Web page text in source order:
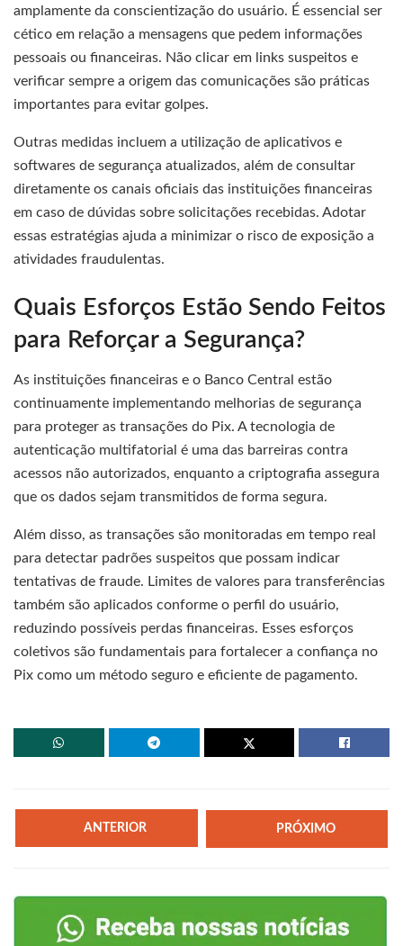
amplamente da conscientização do usuário. É essencial ser
cético em relação a mensagens que pedem informações
pessoais ou financeiras. Não clicar em links suspeitos e
verificar sempre a origem das comunicações são práticas
importantes para evitar golpes.
Outras medidas incluem a utilização de aplicativos e
softwares de segurança atualizados, além de consultar
diretamente os canais oficiais das instituições financeiras
em caso de dúvidas sobre solicitações recebidas. Adotar
essas estratégias ajuda a minimizar o risco de exposição a
atividades fraudulentas.
Quais Esforços Estão Sendo Feitos
para Reforçar a Segurança?
As instituições financeiras e o Banco Central estão
continuamente implementando melhorias de segurança
para proteger as transações do Pix. A tecnologia de
autenticação multifatorial é uma das barreiras contra
acessos não autorizados, enquanto a criptografia assegura
que os dados sejam transmitidos de forma segura.
Além disso, as transações são monitoradas em tempo real
para detectar padrões suspeitos que possam indicar
tentativas de fraude. Limites de valores para transferências
também são aplicados conforme o perfil do usuário,
reduzindo possíveis perdas financeiras. Esses esforços
coletivos são fundamentais para fortalecer a confiança no
Pix como um método seguro e eficiente de pagamento.
ANTERIOR PRÓXIMO